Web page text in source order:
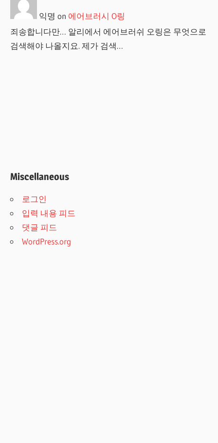
익명 on 에어브러시 O링
죄송합니다만… 알리에서 에어브러쉬 오링은 무엇으로
검색해야 나올지요. 제가 검색…
Miscellaneous
로그인
입력 내용 피드
댓글 피드
WordPress.org